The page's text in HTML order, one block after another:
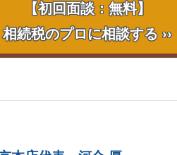
【初回面談：無料】
相続税のプロに相談する ››